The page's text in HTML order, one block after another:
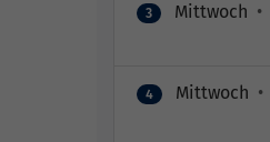
3 Mittwoch •
4 Mittwoch •